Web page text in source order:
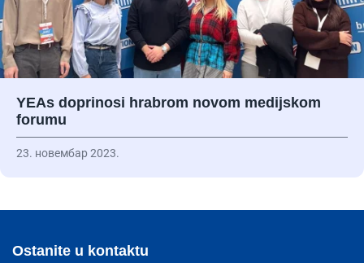
YEAs doprinosi hrabrom novom medijskom
forumu
23. новембар 2023.
Ostanite u kontaktu